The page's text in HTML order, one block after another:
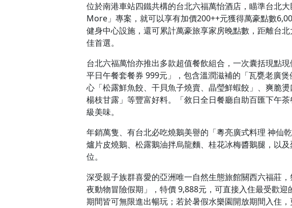
位於南港車站四鐵共構的台北六福萬怡酒店，瞄準台北
More」專案，就可以享有加價200++元獲得萬豪點數
健身中心設施，還可累計萬豪旅享家房晚點數，距離台
佳首選。
台北六福萬怡亦推出多款超值餐飲組合，一次囊括現點現
平日午餐套餐券 999元」，包含溫潤滋補的「瓦甕老廣
心「松露鮮魚餃、干貝魚子燒賣、晶瑩鮮蝦餃」、爽脆燙
楊枝甘露」等豐富好料。「敘日全日餐廳自助百匯下午
級美味。
年銷萬隻、有台北必吃燒鵝美譽的「粵亮廣式料理 神仙
爐片皮燒鵝、松露鵝油拌烏龍麵、桂花冰梅醬鵝腿，以
位。
深受親子族群喜愛的亞洲唯一自然生態旅館關西六福莊
夜動物冒險假期」，特價 9,888元，可直接入住最受歡
期間皆可無限進出暢玩；若於暑假水樂園開放期間入住，